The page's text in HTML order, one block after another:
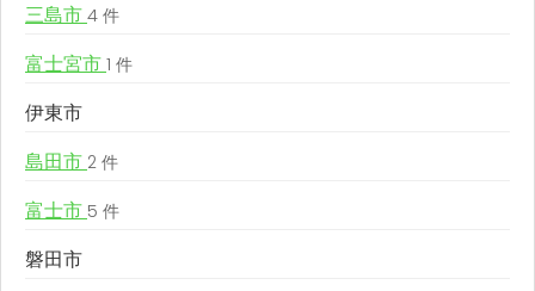
三島市 4 件
富士宮市 1 件
伊東市
島田市 2 件
富士市 5 件
磐田市